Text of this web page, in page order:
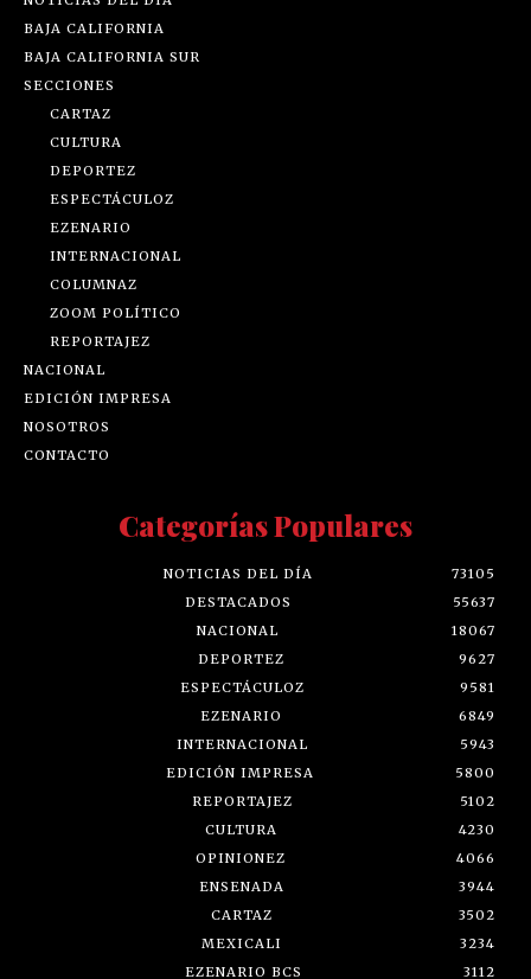
BAJA CALIFORNIA
BAJA CALIFORNIA SUR
SECCIONES
CARTAZ
CULTURA
DEPORTEZ
ESPECTÁCULOZ
EZENARIO
INTERNACIONAL
COLUMNAZ
ZOOM POLÍTICO
REPORTAJEZ
NACIONAL
EDICIÓN IMPRESA
NOSOTROS
CONTACTO
Categorías Populares
NOTICIAS DEL DÍA
73105
DESTACADOS
55637
NACIONAL
18067
DEPORTEZ
9627
ESPECTÁCULOZ
9581
EZENARIO
6849
INTERNACIONAL
5943
EDICIÓN IMPRESA
5800
REPORTAJEZ
5102
CULTURA
4230
OPINIONEZ
4066
ENSENADA
3944
CARTAZ
3502
MEXICALI
3234
EZENARIO BCS
3112